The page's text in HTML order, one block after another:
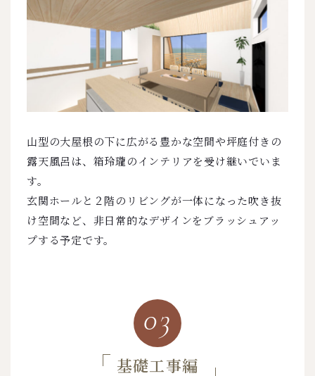
山型の大屋根の下に広がる豊かな空間や坪庭付きの
露天風呂は、箱玲瓏のインテリアを受け継いでいま
す。
玄関ホールと２階のリビングが一体になった吹き抜
け空間など、非日常的なデザインをブラッシュアッ
プする予定です。
03
基礎工事編